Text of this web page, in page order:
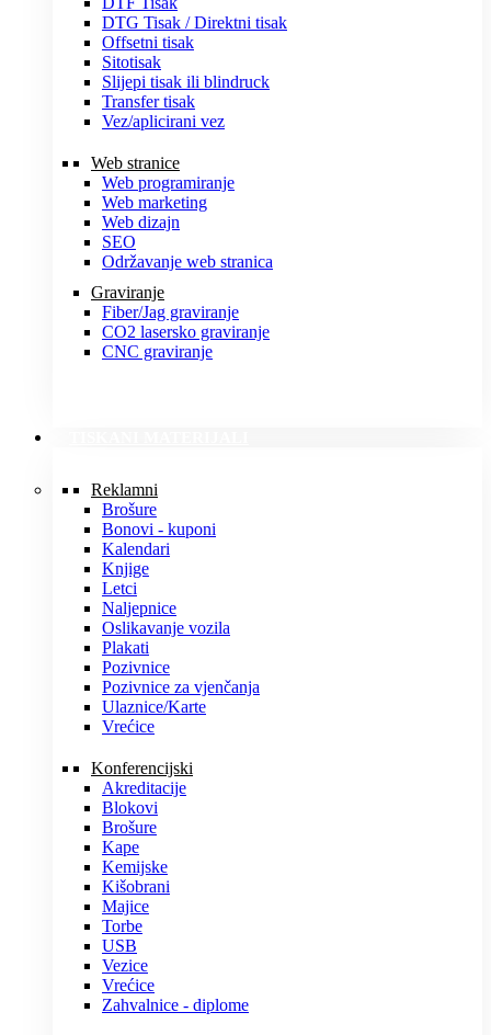
DTG Tisak / Direktni tisak
Offsetni tisak
Sitotisak
Slijepi tisak ili blindruck
Transfer tisak
Vez/aplicirani vez
Web stranice
Web programiranje
Web marketing
Web dizajn
SEO
Održavanje web stranica
Graviranje
Fiber/Jag graviranje
CO2 lasersko graviranje
CNC graviranje
Reklamni
Brošure
Bonovi - kuponi
Kalendari
Knjige
Letci
Naljepnice
Oslikavanje vozila
Plakati
Pozivnice
Pozivnice za vjenčanja
Ulaznice/Karte
Vrećice
Konferencijski
Akreditacije
Blokovi
Brošure
Kape
Kemijske
Kišobrani
Majice
Torbe
USB
Vezice
Vrećice
Zahvalnice - diplome